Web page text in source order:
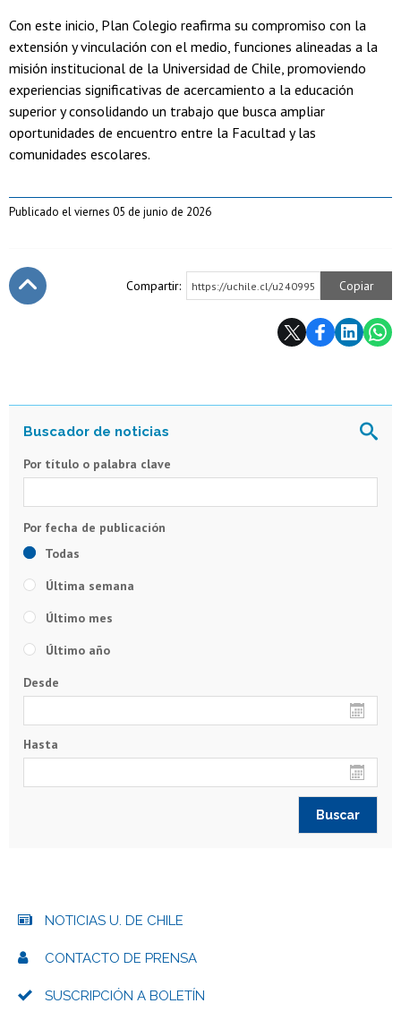
Con este inicio, Plan Colegio reafirma su compromiso con la
extensión y vinculación con el medio, funciones alineadas a la
misión institucional de la Universidad de Chile, promoviendo
experiencias significativas de acercamiento a la educación
superior y consolidando un trabajo que busca ampliar
oportunidades de encuentro entre la Facultad y las
comunidades escolares.
Publicado el viernes 05 de junio de 2026
Compartir: https://uchile.cl/u240995 Copiar
Por título o palabra clave
Todas
Última semana
Último mes
Último año
Desde
Hasta
NOTICIAS U. DE CHILE
CONTACTO DE PRENSA
SUSCRIPCIÓN A BOLETÍN